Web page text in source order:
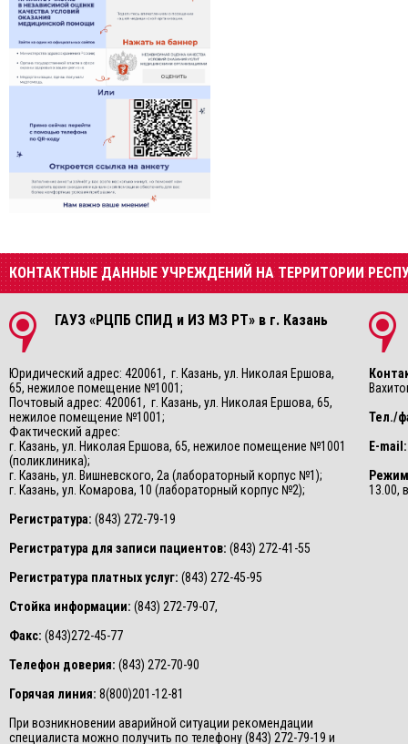
КОНТАКТНЫЕ ДАННЫЕ УЧРЕЖДЕНИЙ НА ТЕРРИТОРИИ
ГАУЗ «РЦПБ СПИД и ИЗ МЗ РТ» в г. Казань
Юридический адрес: 420061, г. Казань, ул. Николая Ершова,
65, нежилое помещение №1001;
Почтовый адрес: 420061, г. Казань, ул. Николая Ершова, 65,
нежилое помещение №1001;
Фактический адрес:
г. Казань, ул. Николая Ершова, 65, нежилое помещение №1001
(поликлиника);
г. Казань, ул. Вишневского, 2а (лабораторный корпус №1);
г. Казань, ул. Комарова, 10 (лабораторный корпус №2);
Регистратура: (843) 272-79-19
Регистратура для записи пациентов: (843) 272-41-55
Регистратура платных услуг: (843) 272-45-95
Стойка информации: (843) 272-79-07,
Факс: (843)272-45-77
Телефон доверия: (843) 272-70-90
Горячая линия: 8(800)201-12-81
При возникновении аварийной ситуации рекомендации
специалиста можно получить по телефону (843) 272-79-19 и
Тел./
E-mail:
13.00,